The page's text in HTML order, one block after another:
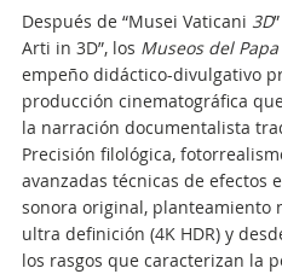
Después de “Musei Vaticani 3D
Arti in 3D”, los Museos del Papa
empeño didáctico-divulgativo
producción cinematográfica
la narración documentalista
Precisión filológica,
avanzadas técnicas de efectos
sonora original, planteamiento
ultra definición (4K HDR) y
los rasgos que caracterizan la